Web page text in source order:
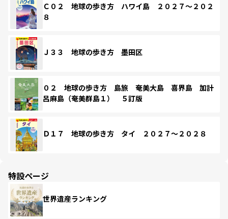
Ｃ０２ 地球の歩き方 ハワイ島 ２０２７～２０２
８
Ｊ３３ 地球の歩き方 墨田区
０２ 地球の歩き方 島旅 奄美大島 喜界島 加計
呂麻島（奄美群島１） ５訂版
Ｄ１７ 地球の歩き方 タイ ２０２７～２０２８
特設ページ
世界遺産ランキング